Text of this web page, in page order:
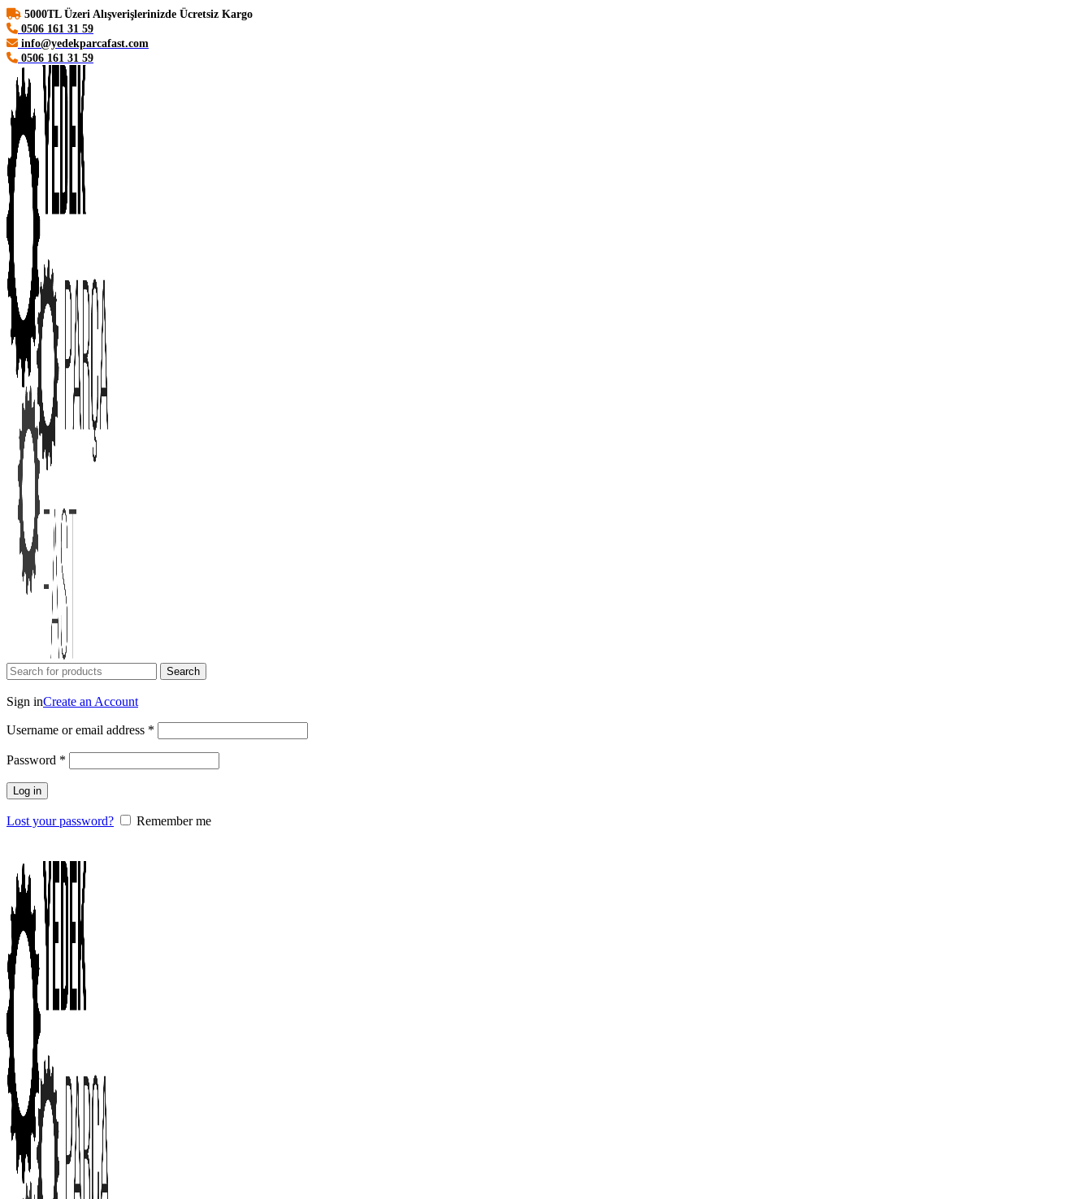
5000TL Üzeri Alışverişlerinizde Ücretsiz Kargo
0506 161 31 59
info@yedekparcafast.com
0506 161 31 59
Search
Sign inCreate an Account
Username or email address *
Password *
Log in
Lost your password?
Remember me